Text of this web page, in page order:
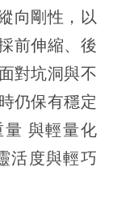
向剛性，以
前伸縮、後
對坑洞與不
仍保有穩定
與輕量化
活度與輕巧